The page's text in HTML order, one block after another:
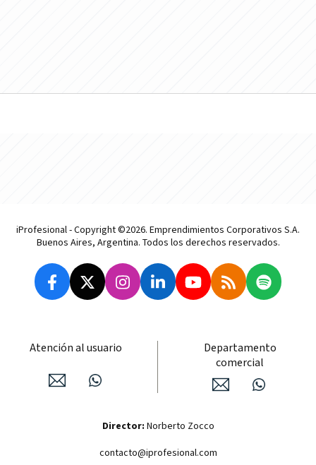
iProfesional - Copyright ©2026. Emprendimientos Corporativos S.A.
Buenos Aires, Argentina. Todos los derechos reservados.
Atención al usuario
Departamento
comercial
Director: Norberto Zocco
contacto@iprofesional.com